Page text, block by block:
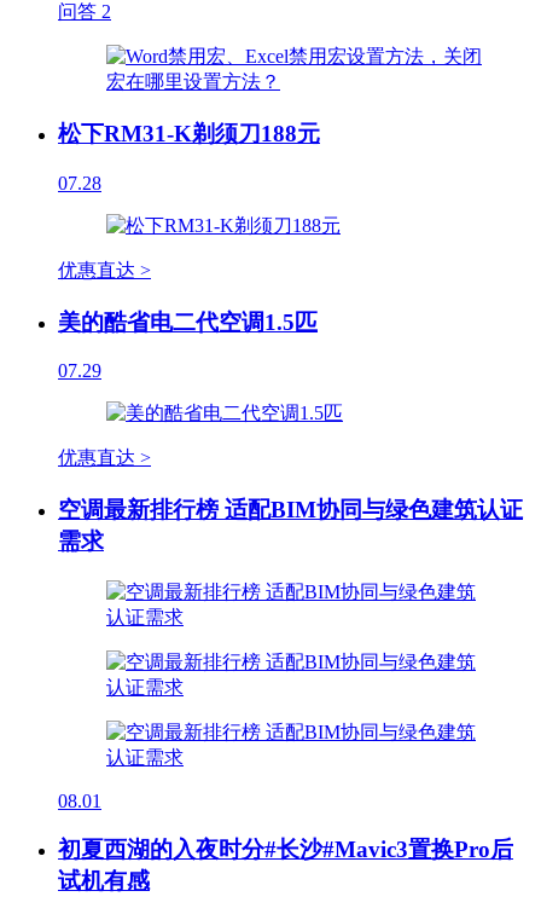
问答 2
松下RM31-K剃须刀188元
07.28
优惠直达 >
美的酷省电二代空调1.5匹
07.29
优惠直达 >
空调最新排行榜 适配BIM协同与绿色建筑认证
需求
08.01
初夏西湖的入夜时分#长沙#Mavic3置换Pro后
试机有感